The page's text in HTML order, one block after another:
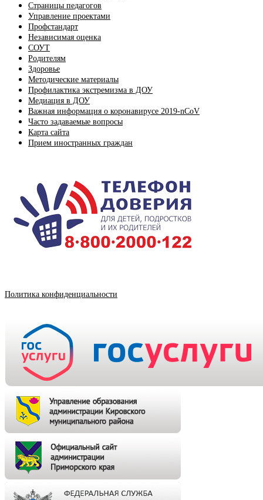
Страницы педагогов
Управление проектами
Профстандарт
Независимая оценка
СОУТ
Родителям
Здоровье
Методические материалы
Профилактика экстремизма в ДОУ
Медиация в ДОУ
Важная информация о коронавирусе 2019-nCoV
Часто задаваемые вопросы
Карта сайта
Прием иностранных граждан
Политика конфиденциальности